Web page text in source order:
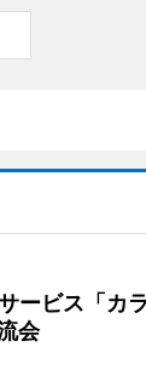
ービス「カ
会